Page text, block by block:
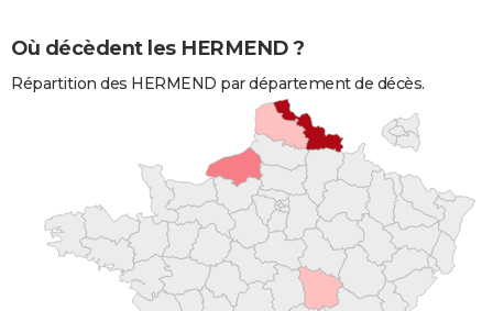
Où décèdent les HERMEND ?
Répartition des HERMEND par département de décès.